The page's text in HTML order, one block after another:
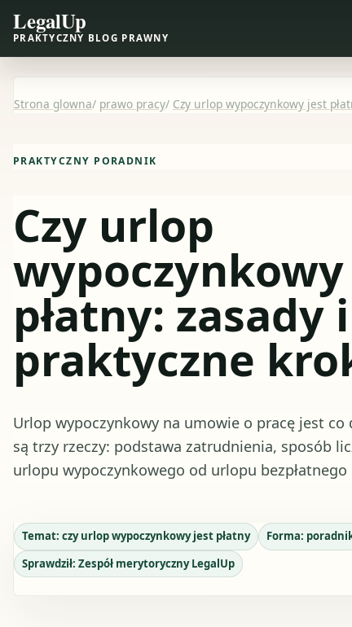
LegalUp
PRAKTYCZNY BLOG PRAWNY
Strona glowna/ prawo pracy/ Czy urlop wypoczynkowy jest
PRAKTYCZNY PORADNIK
Czy urlop
płatny: zasady i
praktyczne
Urlop wypoczynkowy na umowie o pracę jest co
są trzy rzeczy: podstawa zatrudnienia, sposób
urlopu wypoczynkowego od urlopu
Temat: czy urlop wypoczynkowy jest płatny Forma:
Sprawdził: Zespół merytoryczny LegalUp